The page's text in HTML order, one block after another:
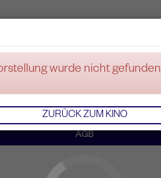
wurde nicht gefunden
ZURÜCK ZUM KINO
AGB